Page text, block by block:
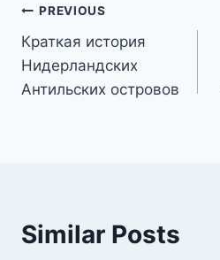
Post
navigation
PREVIOUS
Краткая история
Нидерландских
Антильских островов
Similar Posts